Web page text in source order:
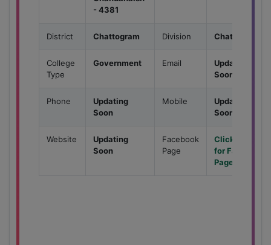
- 4381
District Chattogram Division Chattogram
College
Type
Government Email
Updating
Soon
Phone
Updating
Soon
Mobile
Updating
Soon
Website
Updating
Soon
Facebook
Page
Click here
for Facebook
Page